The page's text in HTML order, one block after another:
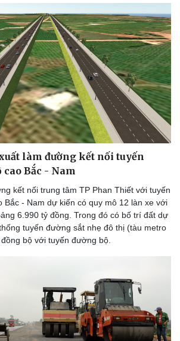
Tư vấn
làm đường kết nối tuyến
cao Bắc - Nam
kết nối trung tâm TP Phan Thiết với tuyến
Bắc - Nam dự kiến có quy mô 12 làn xe với
6.990 tỷ đồng. Trong đó có bố trí đất dự
tuyến đường sắt nhẹ đô thị (tàu metro
bộ với tuyến đường bộ.